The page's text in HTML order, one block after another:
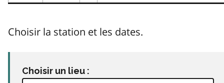
Choisir la station et les dates.
Choisir un lieu :